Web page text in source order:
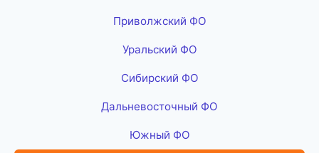
Приволжский ФО
Уральский ФО
Сибирский ФО
Дальневосточный ФО
Южный ФО